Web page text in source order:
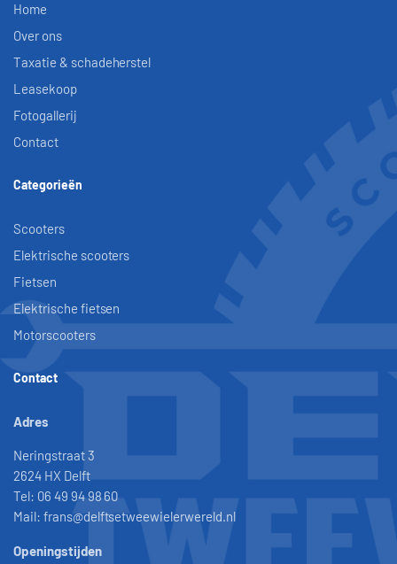
Home
Over ons
Taxatie & schadeherstel
Leasekoop
Fotogallerij
Contact
Categorieën
Scooters
Elektrische scooters
Fietsen
Elektrische fietsen
Motorscooters
Contact
Adres
Neringstraat 3
2624 HX Delft
Tel: 06 49 94 98 60
Mail: frans@delftsetweewielerwereld.nl
Openingstijden